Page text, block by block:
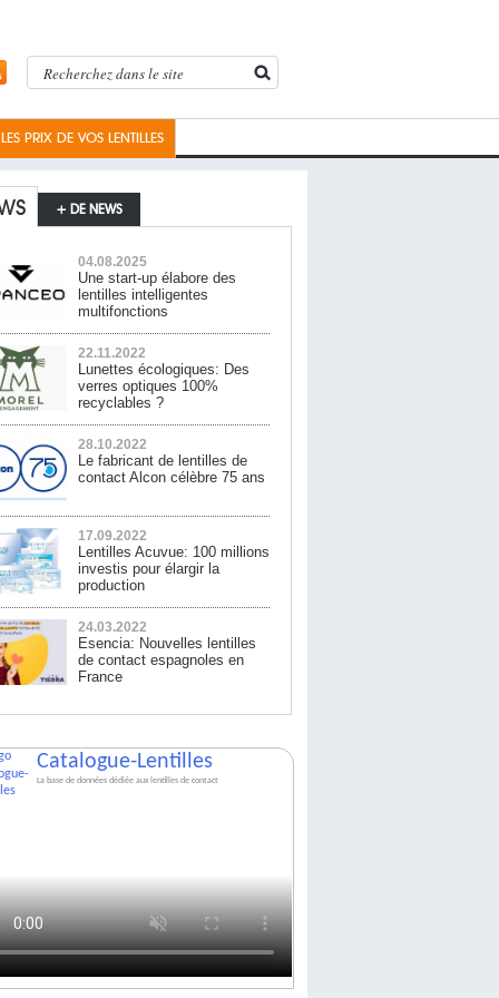
PRIX DE VOS LENTILLES
+ DE NEWS
04.08.2025
Une start-up élabore des
lentilles intelligentes
multifonctions
22.11.2022
Lunettes écologiques: Des
verres optiques 100%
recyclables ?
28.10.2022
Le fabricant de lentilles de
contact Alcon célèbre 75 ans
17.09.2022
Lentilles Acuvue: 100 millions
investis pour élargir la
production
24.03.2022
Esencia: Nouvelles lentilles
de contact espagnoles en
France
Catalogue-Lentilles
La base de données dédiée aux lentilles de contact